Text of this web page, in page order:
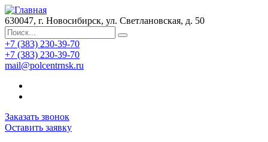
630047, г. Новосибирск, ул. Светлановская, д. 50
+7 (383) 230-39-70
+7 (383) 230-39-70
mail@polcentrnsk.ru
Заказать звонок
Оставить заявку